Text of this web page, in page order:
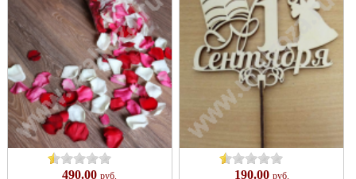
490.00 руб. 190.00 руб.